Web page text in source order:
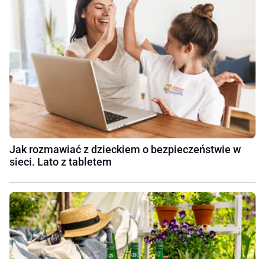
Jak rozmawiać z dzieckiem o bezpieczeństwie w
sieci. Lato z tabletem